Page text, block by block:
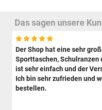
Das sagen unsere
Der Shop hat eine sehr
Sporttaschen, Schulranzen
ist sehr einfach und der
Ich bin sehr zufrieden und
bestellen.